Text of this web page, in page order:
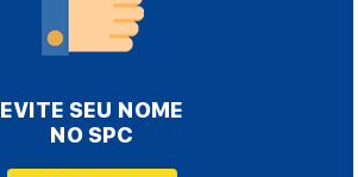
EVITE SEU NOME
NO SPC